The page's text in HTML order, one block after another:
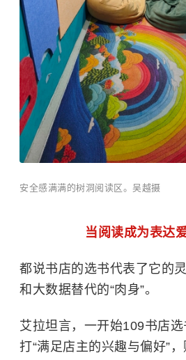
安全感满满的树洞阅读区。吴越摄
当阅读成为表达
都说书店的选书代表了它的
和大数据替代的“肉身”。
艾拉坦言， 一开始109书店选
打“满足店主的兴趣与偏好”